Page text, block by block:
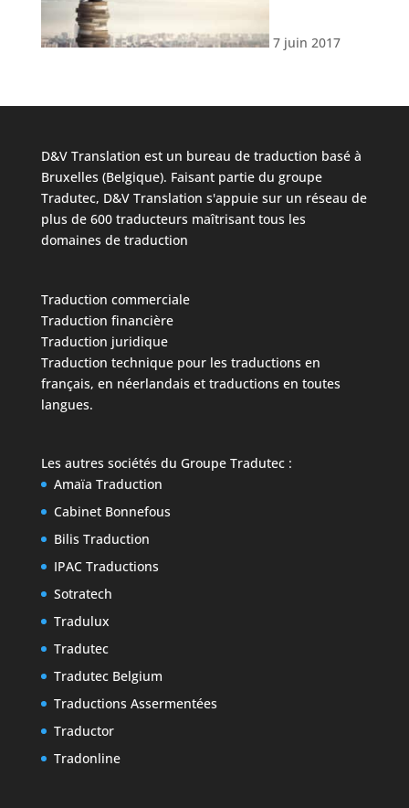
7 juin 2017
D&V Translation est un bureau de traduction basé à
Bruxelles (Belgique). Faisant partie du groupe
Tradutec, D&V Translation s'appuie sur un réseau de
plus de 600 traducteurs maîtrisant tous les
domaines de traduction
Traduction commerciale
Traduction financière
Traduction juridique
Traduction techniquepour les traductions en
français, en néerlandais et traductions en toutes
langues.
Les autres sociétés du Groupe Tradutec:
Amaïa Traduction
Cabinet Bonnefous
Bilis Traduction
IPAC Traductions
Sotratech
Tradulux
Tradutec
Tradutec Belgium
Traductions Assermentées
Traductor
Tradonline